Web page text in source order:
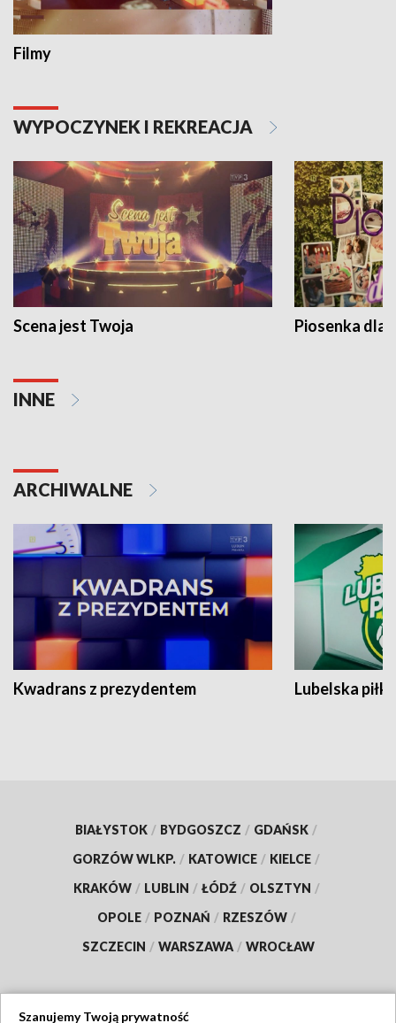
Filmy
WYPOCZYNEK I REKREACJA
Scena jest Twoja Piosenka dla
INNE
ARCHIWALNE
Kwadrans z prezydentem Lubelska piłka
BIAŁYSTOK / BYDGOSZCZ / GDAŃSK /
GORZÓW WLKP. / KATOWICE / KIELCE /
KRAKÓW / LUBLIN / ŁÓDŹ / OLSZTYN /
OPOLE / POZNAŃ / RZESZÓW /
SZCZECIN / WARSZAWA / WROCŁAW
Szanujemy Twoją prywatność